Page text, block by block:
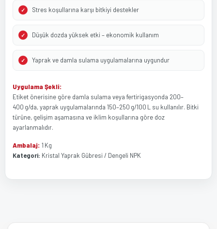
Stres koşullarına karşı bitkiyi destekler
Düşük dozda yüksek etki – ekonomik kullanım
Yaprak ve damla sulama uygulamalarına uygundur
Uygulama Şekli:
Etiket önerisine göre damla sulama veya fertirigasyonda 200–
400 g/da, yaprak uygulamalarında 150–250 g/100 L su kullanılır. Bitki
türüne, gelişim aşamasına ve iklim koşullarına göre doz
ayarlanmalıdır.
Ambalaj: 1 Kg
Kategori: Kristal Yaprak Gübresi / Dengeli NPK
Görüş ve önerileriniz için teşekkür ederiz.